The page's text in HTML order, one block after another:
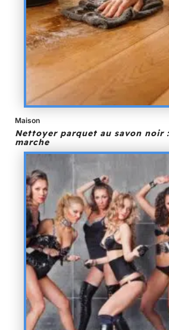
Maison
Nettoyer parquet au savon noir
marche